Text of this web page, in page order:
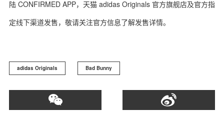
陆 CONFIRMED APP，天猫 adidas Originals 官方旗舰店及官方指
定线下渠道发售，敬请关注官方信息了解发售详情。
adidas Originals Bad Bunny